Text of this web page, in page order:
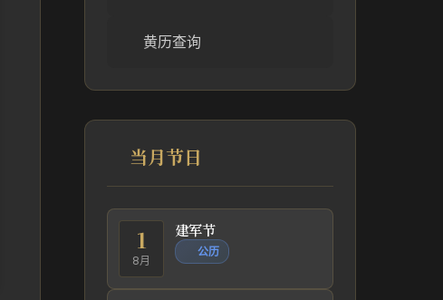
黄历查询
当月节日
1
8月
建军节
公历